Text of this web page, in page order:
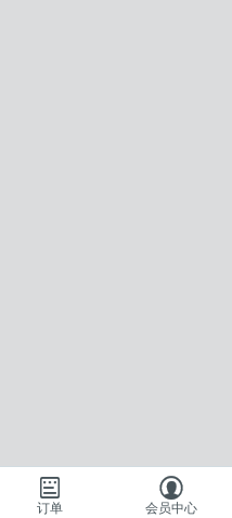
订单 会员中心